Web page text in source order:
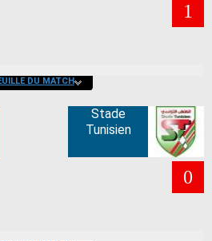
1
DU MATCH
Stade
Tunisien
0